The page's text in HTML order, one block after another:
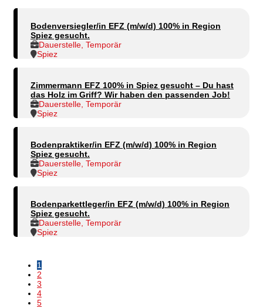
Bodenversiegler/in EFZ (m/w/d) 100% in Region
Spiez gesucht.
Dauerstelle, Temporär
Spiez
Zimmermann EFZ 100% in Spiez gesucht – Du hast
das Holz im Griff? Wir haben den passenden Job!
Dauerstelle, Temporär
Spiez
Bodenpraktiker/in EFZ (m/w/d) 100% in Region
Spiez gesucht.
Dauerstelle, Temporär
Spiez
Bodenparkettleger/in EFZ (m/w/d) 100% in Region
Spiez gesucht.
Dauerstelle, Temporär
Spiez
1
2
3
4
5